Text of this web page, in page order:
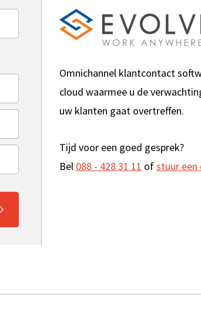
Omnichannel klantcontact
cloud waarmee u de
uw klanten gaat overtreffen.
Tijd voor een goed gesprek?
Bel 088 - 428 31 11 ofstuur een